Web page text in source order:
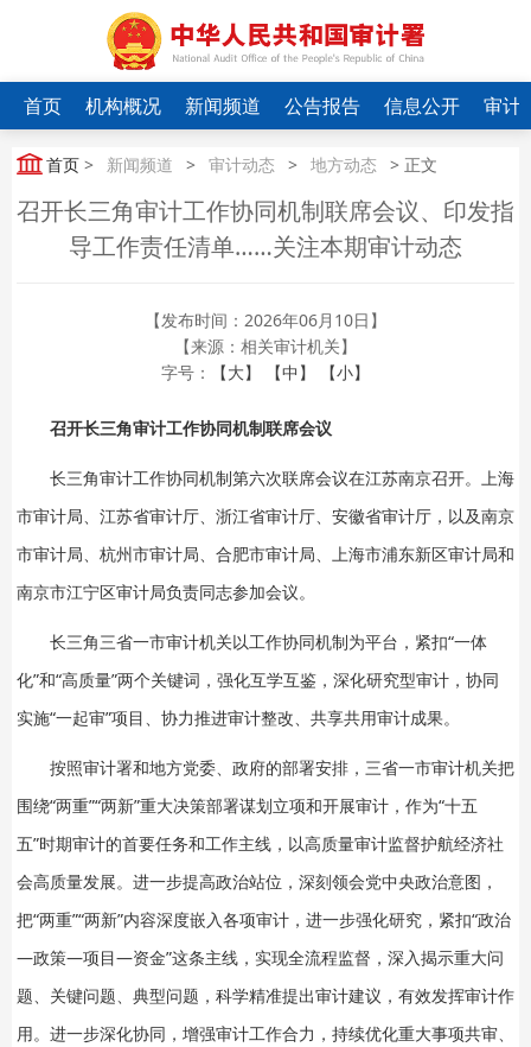
首页 机构概况 新闻频道 公告报告 信息公开 审计
首页 > 新闻频道 > 审计动态 > 地方动态 > 正文
召开长三角审计工作协同机制联席会议、印发指
导工作责任清单……关注本期审计动态
【发布时间：2026年06月10日】
【来源：相关审计机关】
字号：
【大】 【中】 【小】
召开长三角审计工作协同机制联席会议
长三角审计工作协同机制第六次联席会议在江苏南京召开。上海
市审计局、江苏省审计厅、浙江省审计厅、安徽省审计厅，以及南京
市审计局、杭州市审计局、合肥市审计局、上海市浦东新区审计局和
南京市江宁区审计局负责同志参加会议。
长三角三省一市审计机关以工作协同机制为平台，紧扣“一体
化”和“高质量”两个关键词，强化互学互鉴，深化研究型审计，协同
实施“一起审”项目、协力推进审计整改、共享共用审计成果。
按照审计署和地方党委、政府的部署安排，三省一市审计机关把
围绕“两重”“两新”重大决策部署谋划立项和开展审计，作为“十五
五”时期审计的首要任务和工作主线，以高质量审计监督护航经济社
会高质量发展。进一步提高政治站位，深刻领会党中央政治意图，
把“两重”“两新”内容深度嵌入各项审计，进一步强化研究，紧扣“政治
—政策—项目—资金”这条主线，实现全流程监督，深入揭示重大问
题、关键问题、典型问题，科学精准提出审计建议，有效发挥审计作
用。进一步深化协同，增强审计工作合力，持续优化重大事项共审、